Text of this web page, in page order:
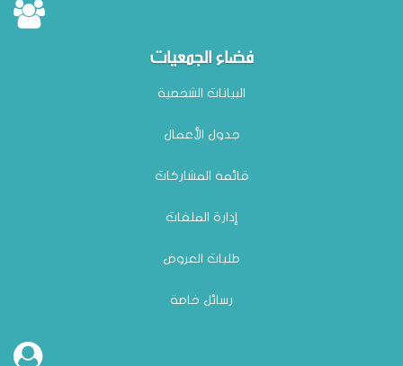
فضاء الجمعيات
البيانات الشخصية
جدول الأعمال
قائمة المشاركات
إدارة الملفات
طلبات العروض
رسائل خاصة